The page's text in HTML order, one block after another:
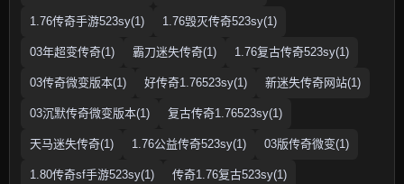
1.76传奇手游523sy(1) 1.76毁灭传奇523sy(1)
03年超变传奇(1) 霸刀迷失传奇(1) 1.76复古传奇523sy(1)
03传奇微变版本(1) 好传奇1.76523sy(1) 新迷失传奇网站(1)
03沉默传奇微变版本(1) 复古传奇1.76523sy(1)
天马迷失传奇(1) 1.76公益传奇523sy(1) 03版传奇微变(1)
1.80传奇sf手游523sy(1) 传奇1.76复古523sy(1)